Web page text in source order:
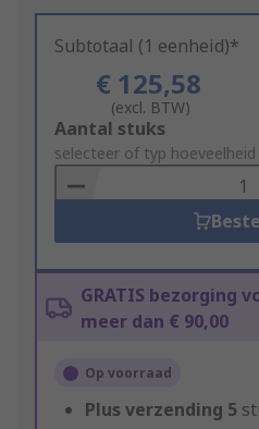
Subtotaal (1 eenheid)*
€ 125,58
(excl. BTW)
Add
to
Basket
Aantal stuks
selecteer of typ hoeveelheid
GRATIS bezorging
meer dan € 90,00
Op voorraad
Plus verzending 5